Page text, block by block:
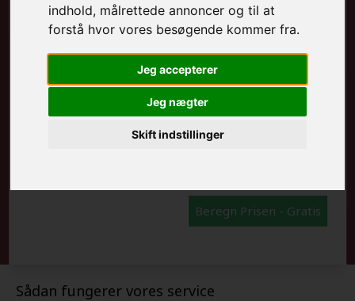
indhold, målrettede annoncer og til at
forstå hvor vores besøgende kommer fra.
Jeg accepterer
Jeg nægter
Skift indstillinger
Sådan fungerer vores service
MALEROPGAVER - INDVENDIGT:
MALEROPGAVER - UDVENDIGT:
FRAFLYTNINGSPAKKE:
Beregn Prisen - Gratis